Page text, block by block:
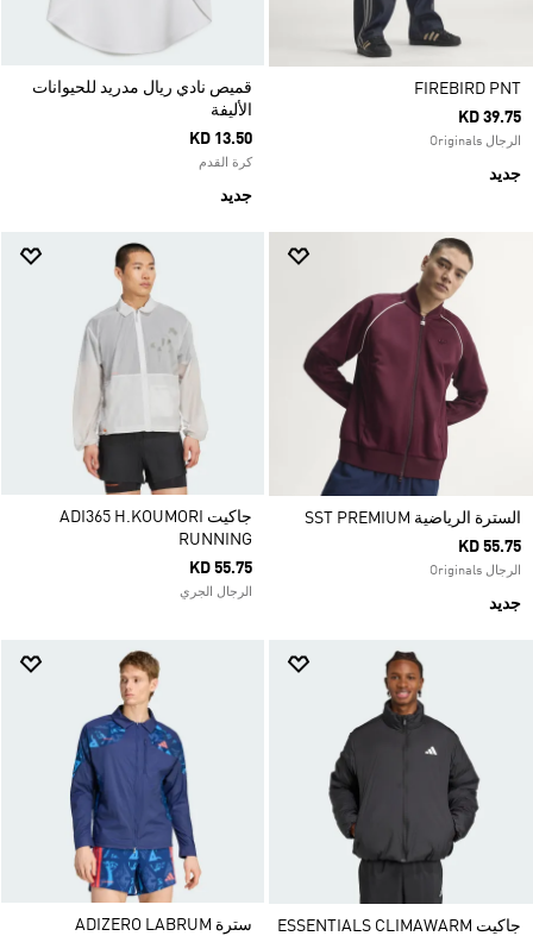
FIREBIRD PNT
KD 39.75
الرجال Originals
جديد
قميص نادي ريال مدريد للحيوانات
الأليفة
KD 13.50
كرة القدم
جديد
السترة الرياضية SST PREMIUM
KD 55.75
الرجال Originals
جديد
جاكيت ADI365 H.KOUMORI
RUNNING
KD 55.75
الرجال الجري
جاكيت ESSENTIALS CLIMAWARM
سترة ADIZERO LABRUM